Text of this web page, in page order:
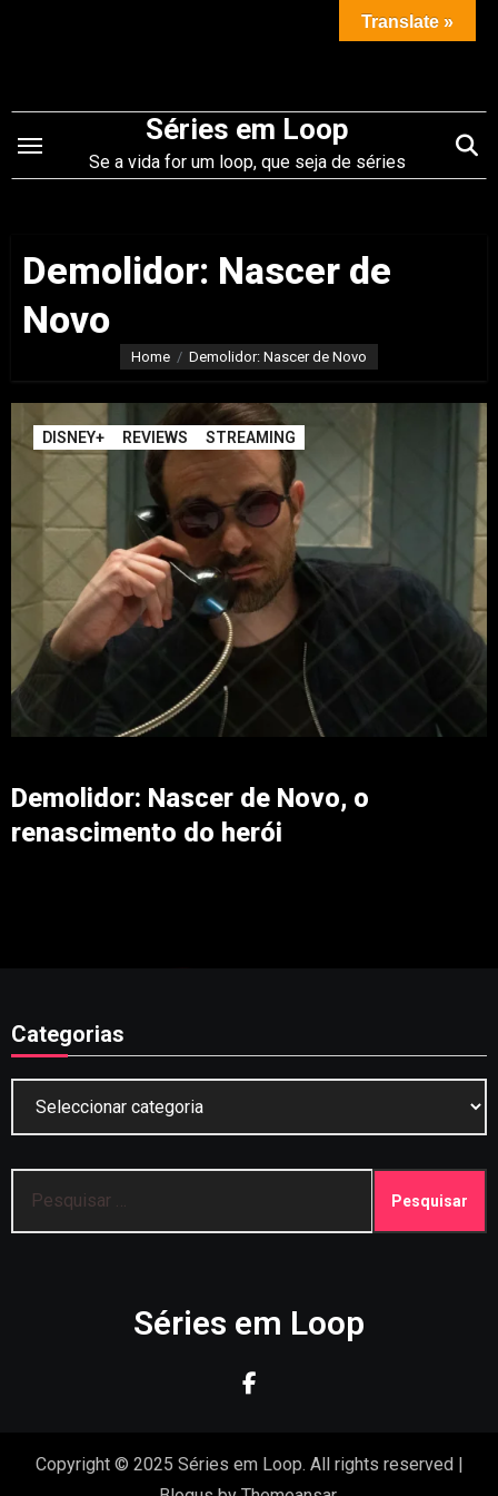
conteúdo
Séries em Loop
Se a vida for um loop, que seja de séries
Demolidor: Nascer de
Novo
Home Demolidor: Nascer de Novo
DISNEY+ REVIEWS STREAMING
Demolidor: Nascer de Novo, o
renascimento do herói
Categorias
por:
Séries em Loop
Copyright © 2025 Séries em Loop. All rights reserved |
Translate »